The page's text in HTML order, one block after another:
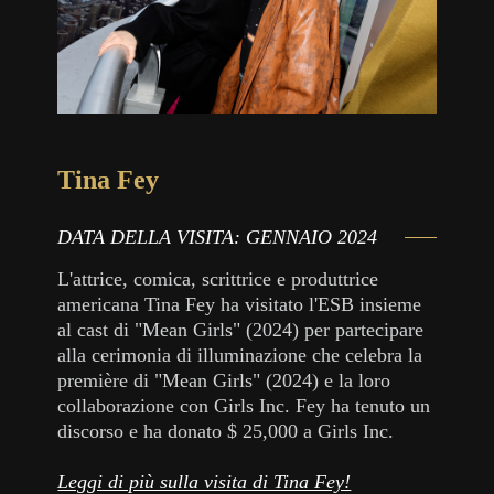
Tina Fey
DATA DELLA VISITA: GENNAIO 2024
L'attrice, comica, scrittrice e produttrice
americana Tina Fey ha visitato l'ESB insieme
al cast di "Mean Girls" (2024) per partecipare
alla cerimonia di illuminazione che celebra la
première di "Mean Girls" (2024) e la loro
collaborazione con Girls Inc. Fey ha tenuto un
discorso e ha donato $ 25,000 a Girls Inc.
Leggi di più sulla visita di Tina Fey!